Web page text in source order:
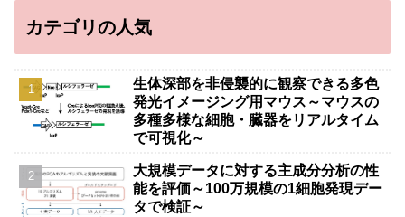
カテゴリの人気
生体深部を非侵襲的に観察できる多色
発光イメージング用マウス～マウスの
多種多様な細胞・臓器をリアルタイム
で可視化～
大規模データに対する主成分分析の性
能を評価～100万規模の1細胞発現デー
タで検証～